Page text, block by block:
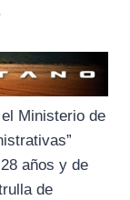
Ministerio de
años y de
de